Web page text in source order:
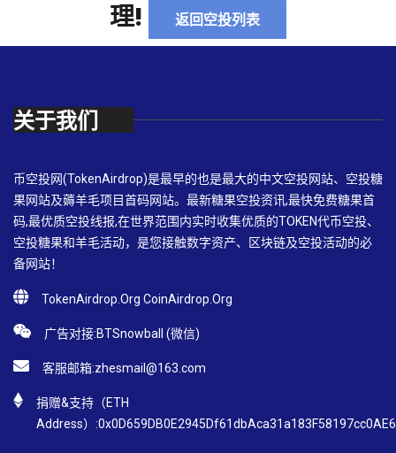
理!
返回空投列表
关于我们
币空投网(TokenAirdrop)是最早的也是最大的中文空投网站、空投糖
果网站及薅羊毛项目首码网站。最新糖果空投资讯,最快免费糖果首
码,最优质空投线报,在世界范围内实时收集优质的TOKEN代币空投、
空投糖果和羊毛活动，是您接触数字资产、区块链及空投活动的必
备网站！
TokenAirdrop.Org CoinAirdrop.Org
广告对接:BTSnowball (微信)
客服邮箱:zhesmail@163.com
捐赠&支持（ETH
Address）:0x0D659DB0E2945Df61dbAca31a183F58197cc0AE6